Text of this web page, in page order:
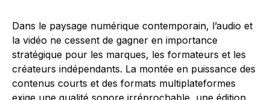
Dans le paysage numérique contemporain, l’audio et
la vidéo ne cessent de gagner en importance
stratégique pour les marques, les formateurs et les
créateurs indépendants. La montée en puissance des
contenus courts et des formats multiplateformes
exige une qualité sonore irréprochable, une édition